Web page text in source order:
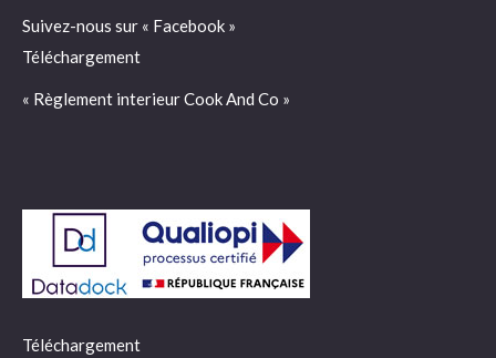
Suivez-nous sur « Facebook »
Téléchargement
« Règlement interieur Cook And Co »
Téléchargement